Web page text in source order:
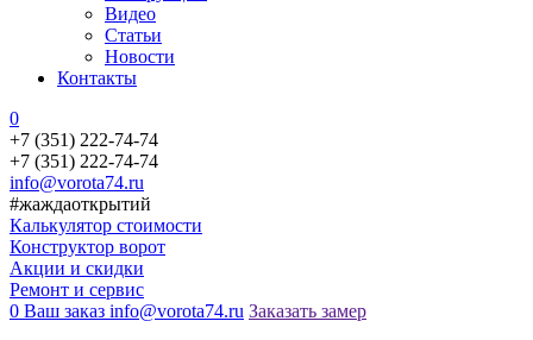
Видео
Статьи
Новости
Контакты
0
+7 (351) 222-74-74
+7 (351) 222-74-74
info@vorota74.ru
#жаждаоткрытий
Калькулятор стоимости
Конструктор ворот
Акции и скидки
Ремонт и сервис
0 Ваш заказ info@vorota74.ru Заказать замер